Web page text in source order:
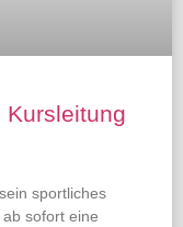
Kursleitung
sportliches
sofort eine